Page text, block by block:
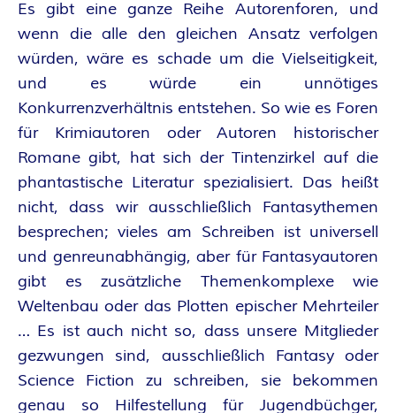
A
S
Y
A
U
T
O
R
:
Es gibt eine ganze Reihe Autorenforen, und
wenn die alle den gleichen Ansatz verfolgen
würden, wäre es schade um die Vielseitigkeit,
und es würde ein unnötiges
Konkurrenzverhältnis entstehen. So wie es Foren
für Krimiautoren oder Autoren historischer
Romane gibt, hat sich der Tintenzirkel auf die
phantastische Literatur spezialisiert. Das heißt
nicht, dass wir ausschließlich Fantasythemen
besprechen; vieles am Schreiben ist universell
und genreunabhängig, aber für Fantasyautoren
gibt es zusätzliche Themenkomplexe wie
Weltenbau oder das Plotten epischer Mehrteiler
… Es ist auch nicht so, dass unsere Mitglieder
gezwungen sind, ausschließlich Fantasy oder
Science Fiction zu schreiben, sie bekommen
genau so Hilfestellung für Jugendbüchger,